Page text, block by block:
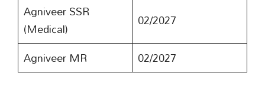
Agniveer SSR
(Medical)
02/2027
Agniveer MR
02/2027